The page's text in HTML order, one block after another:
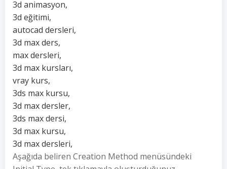
3d animasyon,
3d eğitimi,
autocad dersleri,
3d max ders,
max dersleri,
3d max kursları,
vray kurs,
3ds max kursu,
3d max dersler,
3ds max dersi,
3d max kursu,
3d max dersleri,
Aşağıda beliren Creation Method menüsündeki